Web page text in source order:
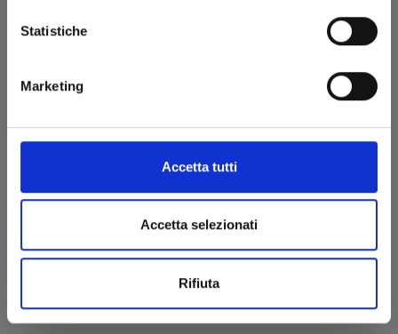
Statistiche
Marketing
Accetta tutti
Accetta selezionati
Rifiuta